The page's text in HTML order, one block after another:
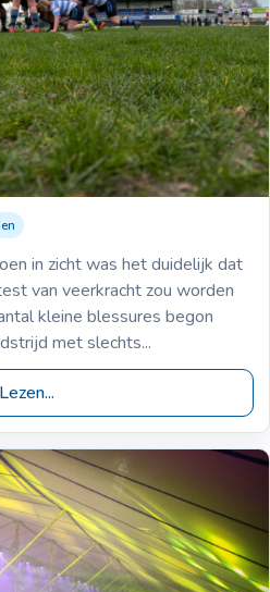
2026
VS Blue Beez
61
in zicht was het duidelijk dat
van veerkracht zou worden
kleine blessures begon
met slechts...
Lezen...